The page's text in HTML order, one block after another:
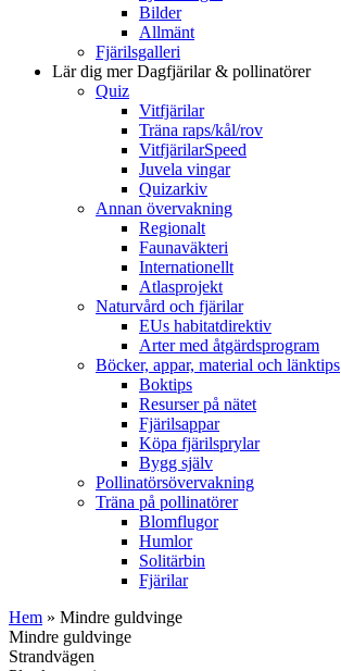
Bilder
Allmänt
Fjärilsgalleri
Lär dig merDagfjärilar & pollinatörer
Quiz
Vitfjärilar
Träna raps/kål/rov
VitfjärilarSpeed
Juvela vingar
Quizarkiv
Annan övervakning
Regionalt
Faunaväkteri
Internationellt
Atlasprojekt
Naturvård och fjärilar
EUs habitatdirektiv
Arter med åtgärdsprogram
Böcker, appar, material och länktips
Boktips
Resurser på nätet
Fjärilsappar
Köpa fjärilsprylar
Bygg själv
Pollinatörsövervakning
Träna på pollinatörer
Blomflugor
Humlor
Solitärbin
Fjärilar
Hem » Mindre guldvinge
Mindre guldvinge
Strandvägen